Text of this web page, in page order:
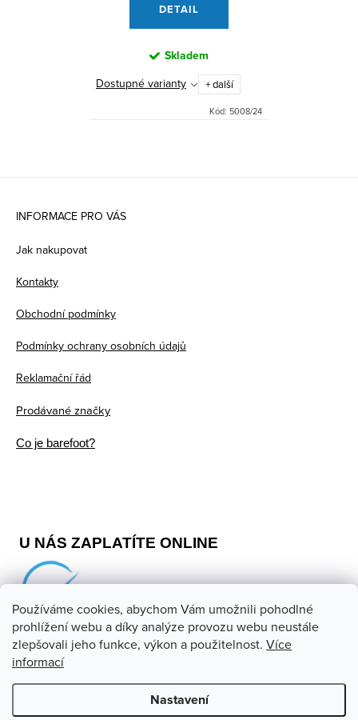
Používáme cookies, abychom Vám umožnili pohodlné
prohlížení webu a díky analýze provozu webu neustále
zlepšovali jeho funkce, výkon a použitelnost. Více
informací
Nastavení
DETAIL
Skladem
Dostupné varianty + další
Kód: 5008/24
INFORMACE PRO VÁS
Jak nakupovat
Kontakty
Obchodní podmínky
Podmínky ochrany osobních údajů
Reklamační řád
Prodávané značky
Co je barefoot?
U NÁS ZAPLATÍTE ONLINE
Upravit nastavení cookies